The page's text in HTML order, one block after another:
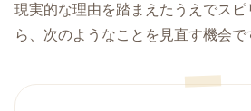
現実的な理由を踏まえたうえでス
ら、次のようなことを見直す機会で